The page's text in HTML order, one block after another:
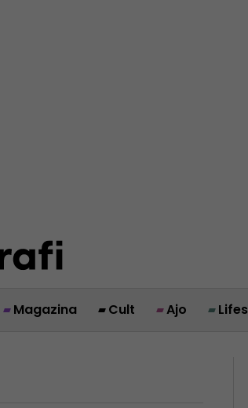
Magazina Cult Ajo